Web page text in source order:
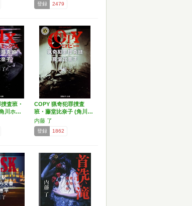
登録 2479
査班・
川ホ…
COPY 猟奇犯罪捜査
班・藤堂比奈子 (角川…
内藤 了
登録 1862